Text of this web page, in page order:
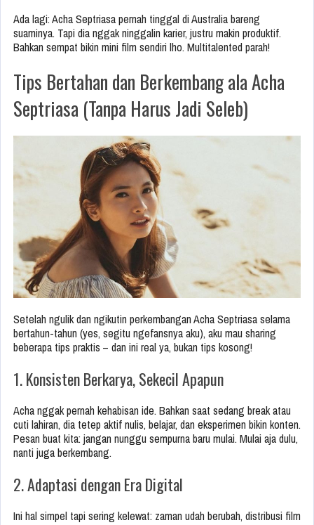
Ada lagi: Acha Septriasa pernah tinggal di Australia bareng
suaminya. Tapi dia nggak ninggalin karier, justru makin produktif.
Bahkan sempat bikin mini film sendiri lho. Multitalented parah!
Tips Bertahan dan Berkembang ala Acha
Septriasa (Tanpa Harus Jadi Seleb)
Setelah ngulik dan ngikutin perkembangan Acha Septriasa selama
bertahun-tahun (yes, segitu ngefansnya aku), aku mau sharing
beberapa tips praktis – dan ini real ya, bukan tips kosong!
1. Konsisten Berkarya, Sekecil Apapun
Acha nggak pernah kehabisan ide. Bahkan saat sedang break atau
cuti lahiran, dia tetep aktif nulis, belajar, dan eksperimen bikin konten.
Pesan buat kita: jangan nunggu sempurna baru mulai. Mulai aja dulu,
nanti juga berkembang.
2. Adaptasi dengan Era Digital
Ini hal simpel tapi sering kelewat: zaman udah berubah, distribusi film